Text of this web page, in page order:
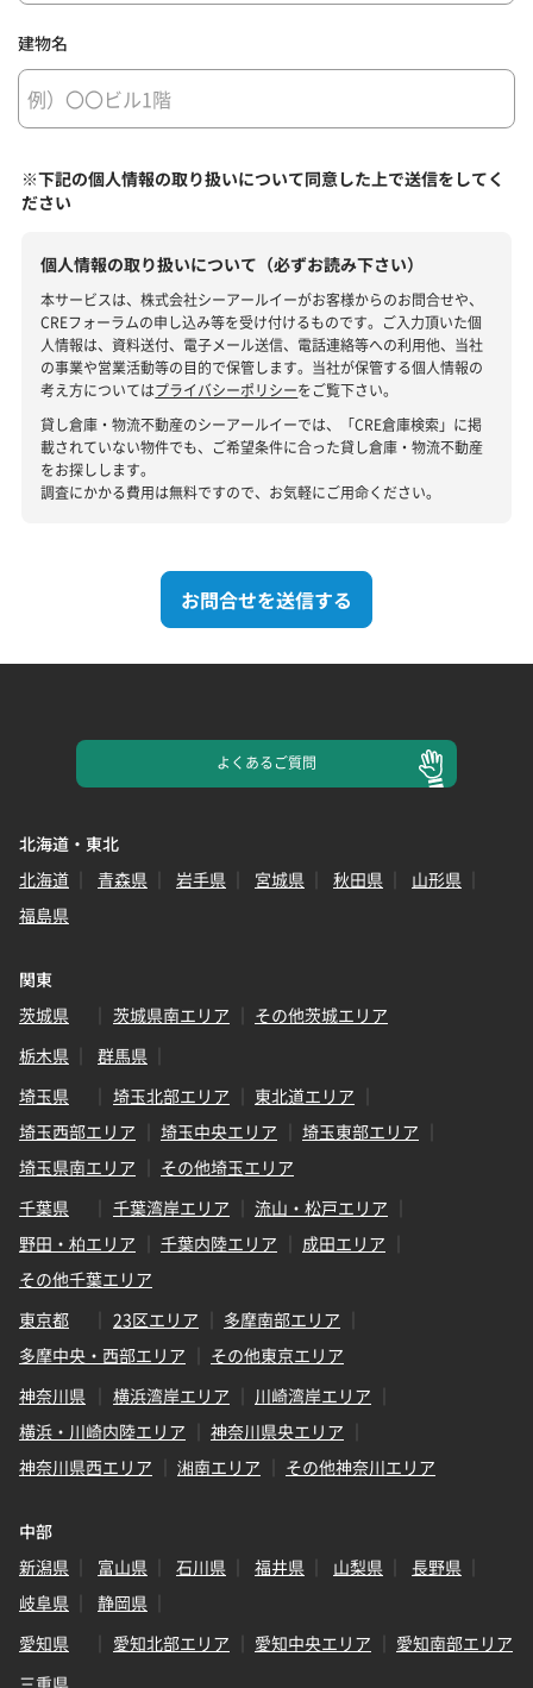
建物名
※下記の個人情報の取り扱いについて同意した上で送信をしてく
ださい
個人情報の取り扱いについて（必ずお読み下さい）
本サービスは、株式会社シーアールイーがお客様からのお問合せや、
CREフォーラムの申し込み等を受け付けるものです。ご入力頂いた個
人情報は、資料送付、電子メール送信、電話連絡等への利用他、当社
の事業や営業活動等の目的で保管します。当社が保管する個人情報の
考え方についてはプライバシーポリシーをご覧下さい。
貸し倉庫・物流不動産のシーアールイーでは、「CRE倉庫検索」に掲
載されていない物件でも、ご希望条件に合った貸し倉庫・物流不動産
をお探しします。
調査にかかる費用は無料ですので、お気軽にご用命ください。
お問合せを送信する
よくあるご質問
北海道・東北
北海道
青森県 岩手県 宮城県 秋田県
山形県
福島県
関東
茨城県
茨城県南エリア
その他茨城エリア
栃木県
群馬県
埼玉県
埼玉北部エリア
東北道エリア
埼玉西部エリア
埼玉中央エリア
埼玉東部エリア
埼玉県南エリア
その他埼玉エリア
千葉県
千葉湾岸エリア
流山・松戸エリア
野田・柏エリア
千葉内陸エリア
成田エリア
その他千葉エリア
東京都
23区エリア
多摩南部エリア
多摩中央・西部エリア
その他東京エリア
神奈川県
横浜湾岸エリア
川崎湾岸エリア
横浜・川崎内陸エリア
神奈川県央エリア
神奈川県西エリア
湘南エリア その他神奈川エリア
中部
新潟県
富山県 石川県 福井県 山梨県
長野県
岐阜県
静岡県
愛知県
愛知北部エリア 愛知中央エリア
愛知南部エリア
三重県